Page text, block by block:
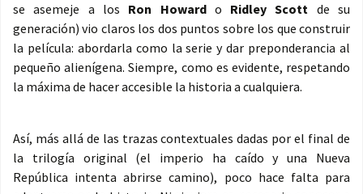
se asemeje a los Ron Howardo Ridley Scott de su
generación) vio claros los dos puntos sobre los que construir
la película: abordarla como la serie y dar preponderancia al
pequeño alienígena. Siempre, como es evidente, respetando
la máxima de hacer accesible la historia a cualquiera.
Así, más allá de las trazas contextuales dadas por el final de
la trilogía original (el imperio ha caído y una Nueva
República intenta abrirse camino), poco hace falta para